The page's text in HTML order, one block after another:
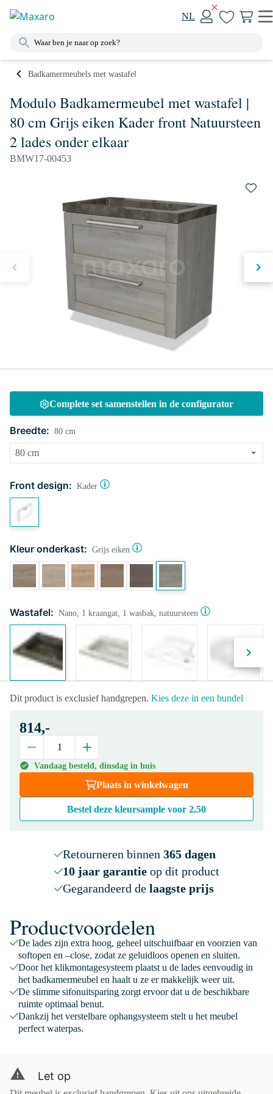
NL
Badkamermeubels met wastafel
Modulo Badkamermeubel met wastafel |
80 cm Grijs eiken Kader front Natuursteen
2 lades onder elkaar
BMW17-00453
Complete set samenstellen in de configurator
Breedte: 80 cm
Front design: Kader
Kleur onderkast: Grijs eiken
Wastafel: Nano, 1 kraangat, 1 wasbak, natuursteen
Dit product is exclusief handgrepen. Kies deze in een bundel
814,-
Vandaag besteld, dinsdag in huis
Plaats in winkelwagen
Bestel deze kleursample voor 2,50
Retourneren binnen 365 dagen
10 jaar garantieop dit product
Gegarandeerd de laagste prijs
Productvoordelen
De lades zijn extra hoog, geheel uitschuifbaar en voorzien van
softopen en –close, zodat ze geluidloos openen en sluiten.
Door het klikmontagesysteem plaatst u de lades eenvoudig in
het badkamermeubel en haalt u ze er makkelijk weer uit.
De slimme sifonuitsparing zorgt ervoor dat u de beschikbare
ruimte optimaal benut.
Dankzij het verstelbare ophangsysteem stelt u het meubel
perfect waterpas.
Let op